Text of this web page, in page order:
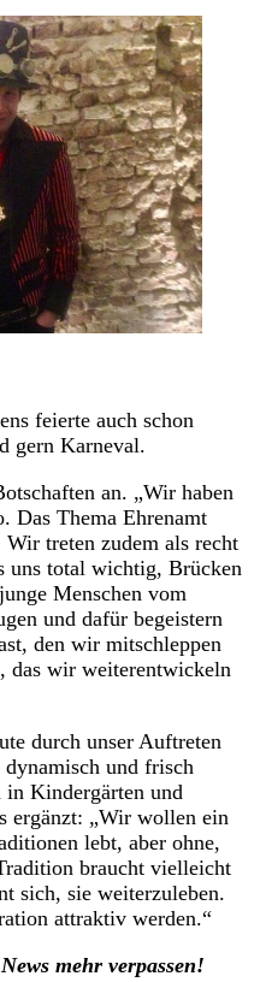
feierte auch schon
gern Karneval.
an. „Wir haben
Das Thema Ehrenamt
treten zudem als recht
uns total wichtig, Brücken
Menschen vom
und dafür begeistern
den wir mitschleppen
das wir weiterentwickeln
durch unser Auftreten
und frisch
in Kindergärten und
ergänzt: „Wir wollen ein
lebt, aber ohne,
braucht vielleicht
sich, sie weiterzuleben.
attraktiv werden.“
mehr verpassen!